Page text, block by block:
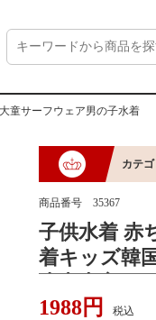
童サーフウェア男の子水着
カテ
商品番号 35367
子供水着 赤
着キッズ韓
1988円 税込